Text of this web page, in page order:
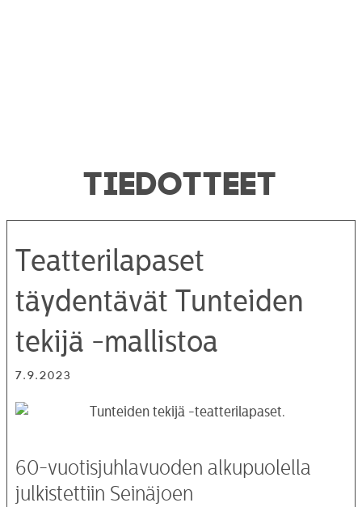
TIEDOTTEET
Teatterilapaset
täydentävät Tunteiden
tekijä -mallistoa
7.9.2023
60-vuotisjuhlavuoden alkupuolella
julkistettiin Seinäjoen